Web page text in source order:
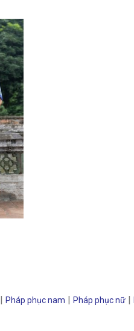
| Pháp phục nam | Pháp phục nữ |